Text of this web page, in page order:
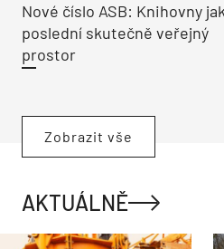
Nové číslo ASB: Knihovny
poslední skutečně veřejný
prostor
Zobrazit vše
AKTUÁLNĚ